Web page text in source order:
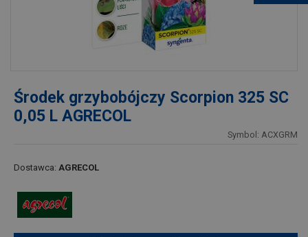
Środek grzybobójczy Scorpion 325 SC
0,05 L AGRECOL
Symbol: ACXGRM
Dostawca: AGRECOL